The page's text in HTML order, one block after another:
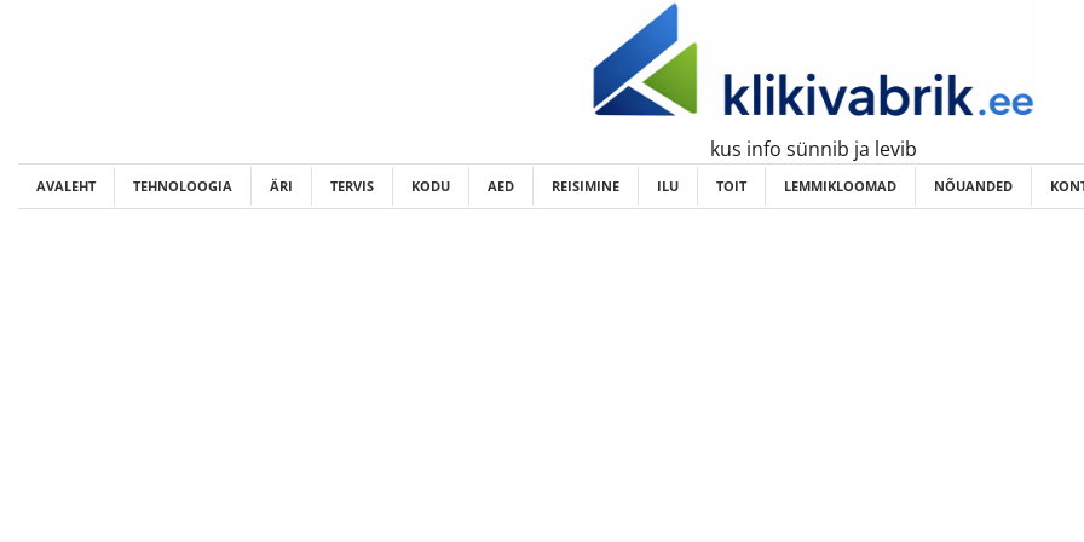
kus info sünnib ja levib
AVALEHT TEHNOLOOGIA ÄRI TERVIS KODU AED REISIMINE ILU TOIT LEMMIKLOOMAD NÕUANDED